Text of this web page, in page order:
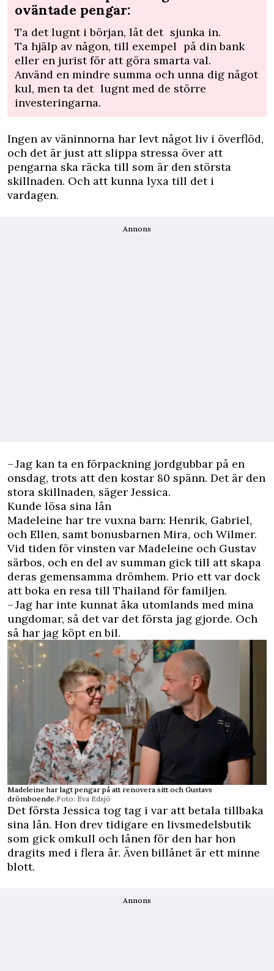
oväntade pengar:
Ta det lugnt i början, låt det sjunka in.
Ta hjälp av någon, till exempel på din bank
eller en jurist för att göra smarta val.
Använd en mindre summa och unna dig något
kul, men ta det lugnt med de större
investeringarna.
Ingen av väninnorna har levt något liv i överflöd,
och det är just att slippa stressa över att
pengarna ska räcka till som är den största
skillnaden. Och att kunna lyxa till det i
vardagen.
Annons
– Jag kan ta en förpackning jordgubbar på en
onsdag, trots att den kostar 80 spänn. Det är den
stora skillnaden, säger Jessica.
Kunde lösa sina lån
Madeleine har tre vuxna barn: Henrik, Gabriel,
och Ellen, samt bonusbarnen Mira, och Wilmer.
Vid tiden för vinsten var Madeleine och Gustav
särbos, och en del av summan gick till att skapa
deras gemensamma drömhem. Prio ett var dock
att boka en resa till Thailand för familjen.
– Jag har inte kunnat åka utomlands med mina
ungdomar, så det var det första jag gjorde. Och
så har jag köpt en bil.
Madeleine har lagt pengar på att renovera sitt och Gustavs
drömboende.Foto: Eva Edsjö
Det första Jessica tog tag i var att betala tillbaka
sina lån. Hon drev tidigare en livsmedelsbutik
som gick omkull och lånen för den har hon
dragits med i flera år. Även billånet är ett minne
blott.
Annons